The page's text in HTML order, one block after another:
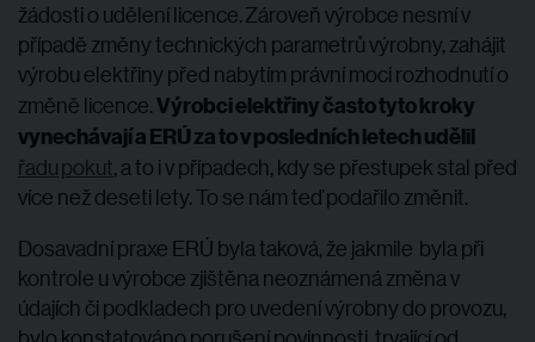
žádosti o udělení licence.Zároveň výrobce nesmí v
případě změny technických parametrů výrobny, zahájit
výrobu elektřiny před nabytím právní moci rozhodnutí o
změně licence.Výrobci elektřiny často tyto kroky
vynechávají a ERÚ za to v posledních letech udělil
řadupokut, a to i v případech, kdy se přestupek stal před
více než deseti lety. To se nám teď podařilo změnit.
Dosavadní praxe ERÚ byla taková, že jakmile byla při
kontrole u výrobce zjištěna neoznámená změna v
údajích či podkladech pro uvedení výrobny do provozu,